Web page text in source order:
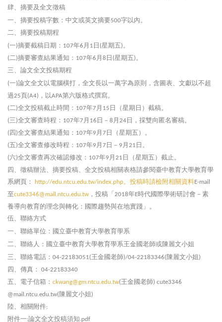
肆、摘要及全文徵稿
一、摘要投稿字數：中文或英文摘要500字以內。
二、摘要投稿期程
(一)摘要截稿日期： 107年6 月 1 日 (星期五)。
(二)摘要審查結果通知： 107年6 月 8 日 (星期五)。
三、論文全文投稿期程
(一)論文全文以電腦橫打，全文長以一萬字為原則，含圖表、文獻以不超
過25頁(A4) ，以APA第六版格式撰寫。
(二)全文投稿截止時間： 107年7 月 15 日（星期日）截稿。
(三)全文審查時程： 107年7 月 16 日－ 8 月 24 日，採雙向匿名審稿。
( 四)全文審查結果通知： 107年9 月 7 日（星期五）。
(五)全文審查修改時程： 107年9 月 7 日－ 9 月 21 日。
(六)全文審查再次確認修改： 107年9 月 21 日（星期五）截止。
四、徵稿辦法、摘要投稿、全文投稿相關表格請參閱臺中教育大學教育學
系網頁：
http://edu.ntcu.edu.tw/index.php。投稿時請檢附相關資料E-mail
至cute3346@mail.ntcu.edu.tw ，投稿「 2018年E時代國際學術研討會－素
養導向教育的理念與轉化：國際趨勢與在地實踐」。
伍、聯絡方式
一、聯絡單位：國立臺中教育大學教育學系
二、聯絡人：國立臺中教育大學教育學系王金國老師或陳麗文小姐
三、聯絡電話： 04-22183051(王金國老師)/04-22183346(陳麗文小姐 )
四、傳真： 04-22183340
五、電子信箱： ckwang@gm.ntcu.edu.tw(王金國老師) cute3346
@mail.ntcu.edu.tw(陳麗文小姐 )
陸、相關附件:
附件一:論文全文投稿須知.pdf